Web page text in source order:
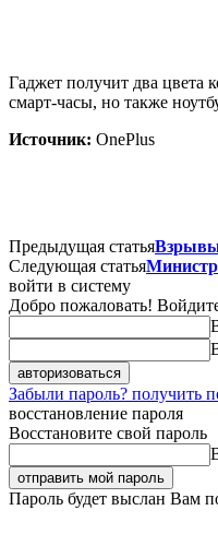
Гаджет получит два
смарт-часы, но также
Источник: OnePlus
Предыдущая статьяВзрывы
Следующая статьяМинистр
войти в систему
Добро пожаловать!
Забыли пароль? получить
восстановление пароля
Восстановите свой пароль
Пароль будет выслан Вам